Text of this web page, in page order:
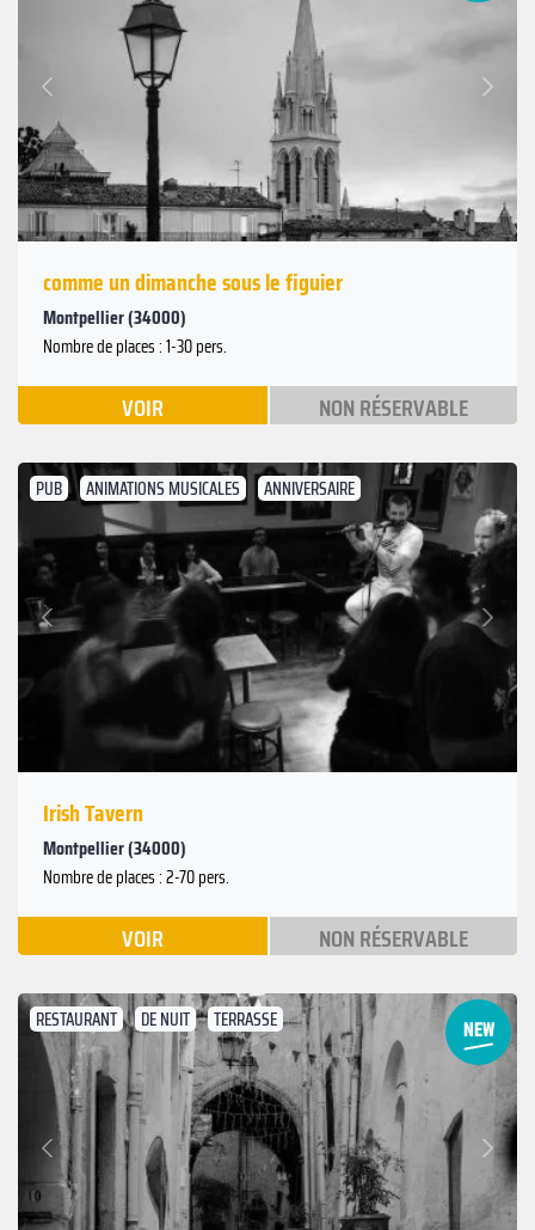
Précédent
Suivant
comme un dimanche sous le figuier
Montpellier (34000)
Nombre de places : 1-30 pers.
VOIR NON RÉSERVABLE
PUB ANIMATIONS MUSICALES ANNIVERSAIRE
Précédent
Suivant
Irish Tavern
Montpellier (34000)
Nombre de places : 2-70 pers.
VOIR NON RÉSERVABLE
RESTAURANT DE NUIT TERRASSE
Précédent
Suivant